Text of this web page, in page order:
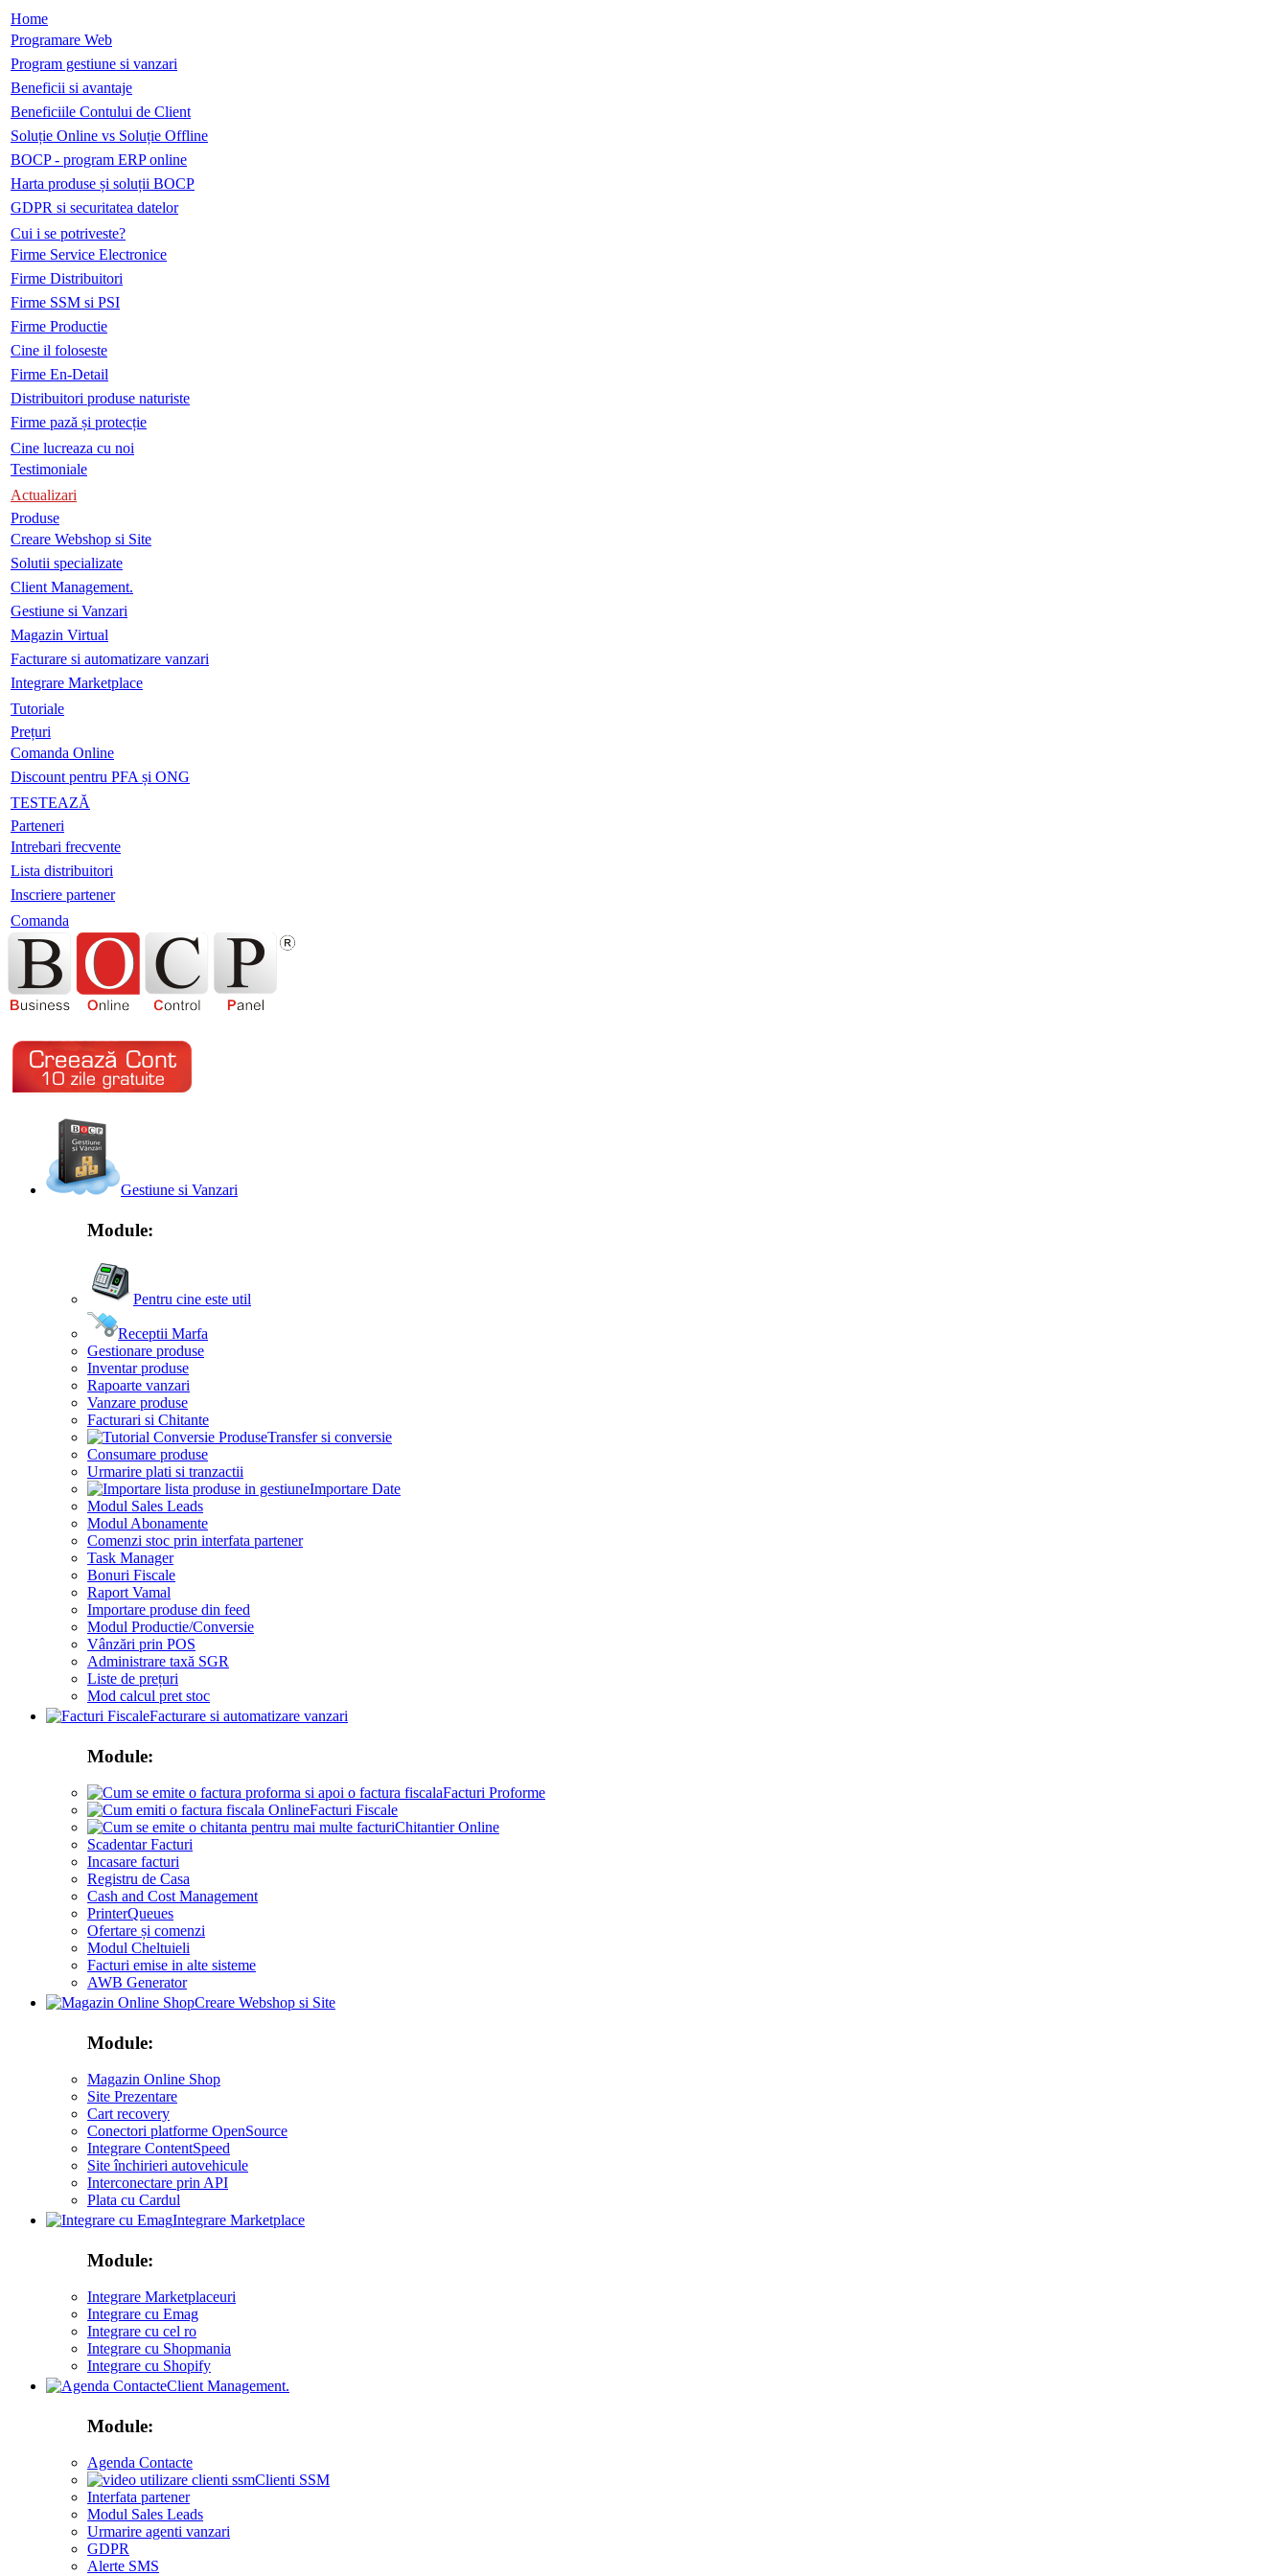
Home
Programare Web
Program gestiune si vanzari
Beneficii si avantaje
Beneficiile Contului de Client
Soluție Online vs Soluție Offline
BOCP - program ERP online
Harta produse și soluții BOCP
GDPR si securitatea datelor
Cui i se potriveste?
Firme Service Electronice
Firme Distribuitori
Firme SSM si PSI
Firme Productie
Cine il foloseste
Firme En-Detail
Distribuitori produse naturiste
Firme pază și protecție
Cine lucreaza cu noi
Testimoniale
Actualizari
Produse
Creare Webshop si Site
Solutii specializate
Client Management.
Gestiune si Vanzari
Magazin Virtual
Facturare si automatizare vanzari
Integrare Marketplace
Tutoriale
Prețuri
Comanda Online
Discount pentru PFA și ONG
TESTEAZĂ
Parteneri
Intrebari frecvente
Lista distribuitori
Inscriere partener
Comanda
Gestiune si Vanzari
Module:
Pentru cine este util
Receptii Marfa
Gestionare produse
Inventar produse
Rapoarte vanzari
Vanzare produse
Facturari si Chitante
Transfer si conversie
Consumare produse
Urmarire plati si tranzactii
Importare Date
Modul Sales Leads
Modul Abonamente
Comenzi stoc prin interfata partener
Task Manager
Bonuri Fiscale
Raport Vamal
Importare produse din feed
Modul Productie/Conversie
Vânzări prin POS
Administrare taxă SGR
Liste de prețuri
Mod calcul pret stoc
Facturare si automatizare vanzari
Module:
Facturi Proforme
Facturi Fiscale
Chitantier Online
Scadentar Facturi
Incasare facturi
Registru de Casa
Cash and Cost Management
PrinterQueues
Ofertare și comenzi
Modul Cheltuieli
Facturi emise in alte sisteme
AWB Generator
Creare Webshop si Site
Module:
Magazin Online Shop
Site Prezentare
Cart recovery
Conectori platforme OpenSource
Integrare ContentSpeed
Site închirieri autovehicule
Interconectare prin API
Plata cu Cardul
Integrare Marketplace
Module:
Integrare Marketplaceuri
Integrare cu Emag
Integrare cu cel ro
Integrare cu Shopmania
Integrare cu Shopify
Client Management.
Module:
Agenda Contacte
Clienti SSM
Interfata partener
Modul Sales Leads
Urmarire agenti vanzari
GDPR
Alerte SMS